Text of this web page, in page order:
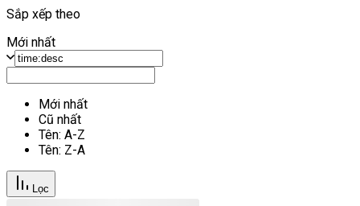
Sắp xếp theo
Mới nhất
Mới nhất
Cũ nhất
Tên: A-Z
Tên: Z-A
Lọc